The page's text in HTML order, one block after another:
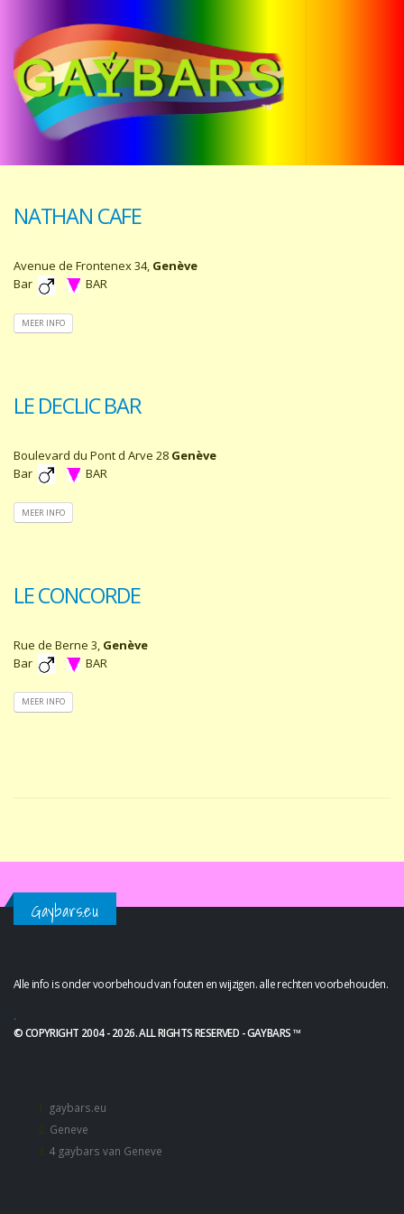
NATHAN CAFE
Avenue de Frontenex 34, Genève
Bar
BAR
MEER INFO
LE DECLIC BAR
Boulevard du Pont d Arve 28 Genève
Bar
BAR
MEER INFO
LE CONCORDE
Rue de Berne 3, Genève
Bar
BAR
MEER INFO
Gaybars.eu
Alle info is onder voorbehoud van fouten en wijzigen. alle rechten voorbehouden.
.
© COPYRIGHT 2004 - 2026. ALL RIGHTS RESERVED - GAYBARS ™
gaybars.eu
Geneve
4 gaybars van Geneve